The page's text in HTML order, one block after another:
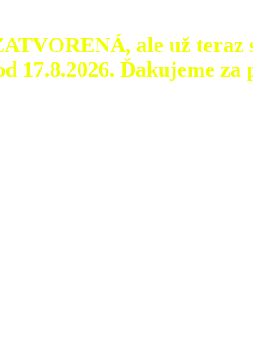
ale už teraz
17.8.2026. Ďakujeme za